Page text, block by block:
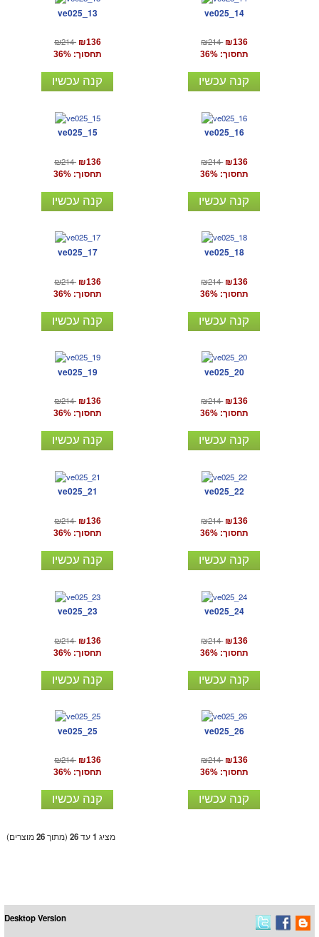
ve025_13
₪214 ₪136
תחסוך: 36%
קנה עכשיו
ve025_14
₪214 ₪136
תחסוך: 36%
קנה עכשיו
ve025_15
₪214 ₪136
תחסוך: 36%
קנה עכשיו
ve025_16
₪214 ₪136
תחסוך: 36%
קנה עכשיו
ve025_17
₪214 ₪136
תחסוך: 36%
קנה עכשיו
ve025_18
₪214 ₪136
תחסוך: 36%
קנה עכשיו
ve025_19
₪214 ₪136
תחסוך: 36%
קנה עכשיו
ve025_20
₪214 ₪136
תחסוך: 36%
קנה עכשיו
ve025_21
₪214 ₪136
תחסוך: 36%
קנה עכשיו
ve025_22
₪214 ₪136
תחסוך: 36%
קנה עכשיו
ve025_23
₪214 ₪136
תחסוך: 36%
קנה עכשיו
ve025_24
₪214 ₪136
תחסוך: 36%
קנה עכשיו
ve025_25
₪214 ₪136
תחסוך: 36%
קנה עכשיו
ve025_26
₪214 ₪136
תחסוך: 36%
קנה עכשיו
מציג 1עד26 (מתוך26מוצרים)
Desktop Version